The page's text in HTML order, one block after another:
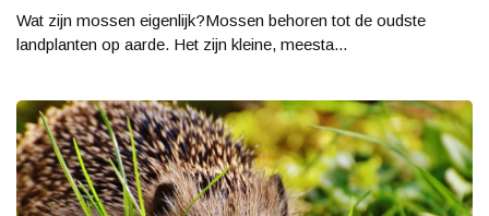
Wat zijn mossen eigenlijk?Mossen behoren tot de oudste
landplanten op aarde. Het zijn kleine, meesta...